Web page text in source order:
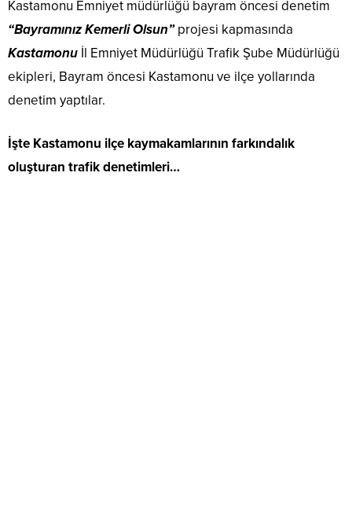
Kastamonu Emniyet müdürlüğü bayram öncesi denetim
“Bayramınız Kemerli Olsun” projesi kapmasında
Kastamonu İl Emniyet Müdürlüğü Trafik Şube Müdürlüğü
ekipleri, Bayram öncesi Kastamonu ve ilçe yollarında
denetim yaptılar.
İşte Kastamonu ilçe kaymakamlarının farkındalık
oluşturan trafik denetimleri…